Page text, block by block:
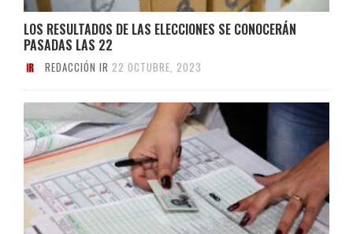
LOS RESULTADOS DE LAS ELECCIONES SE CONOCERÁN
PASADAS LAS 22
REDACCIÓN IR 22 OCTUBRE, 2023